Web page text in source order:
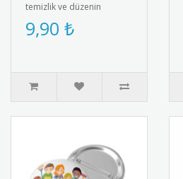
temizlik ve düzenin
önemini vurgulayan şık bir
tasarım. Öğrenciler ve
9,90 ₺